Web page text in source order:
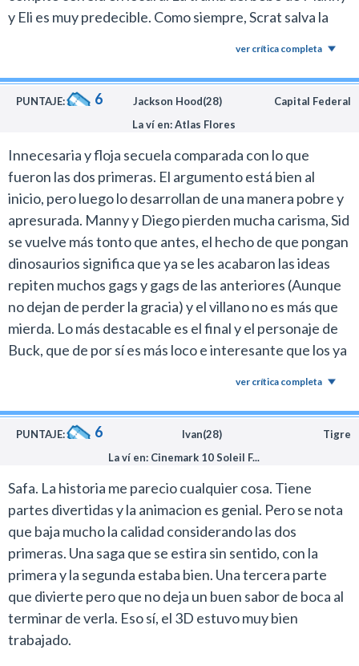
y Eli es muy predecible. Como siempre, Scrat salva la
de unos arbustos). Linda pero esperaba más.
ver crítica completa
PUNTAJE: 6 Jackson Hood(28)
Capital Federal
La ví en: Atlas Flores
Innecesaria y floja secuela comparada con lo que
fueron las dos primeras. El argumento está bien al
inicio, pero luego lo desarrollan de una manera pobre y
apresurada. Manny y Diego pierden mucha carisma, Sid
se vuelve más tonto que antes, el hecho de que pongan
dinosaurios significa que ya se les acabaron las ideas
repiten muchos gags y gags de las anteriores (Aunque
no dejan de perder la gracia) y el villano no es más que
mierda. Lo más destacable es el final y el personaje de
Buck, que de por sí es más loco e interesante que los ya
ver crítica completa
PUNTAJE: 6 Ivan(28)
Tigre
La ví en: Cinemark 10 Soleil F...
Safa. La historia me parecio cualquier cosa. Tiene
partes divertidas y la animacion es genial. Pero se nota
que baja mucho la calidad considerando las dos
primeras. Una saga que se estira sin sentido, con la
primera y la segunda estaba bien. Una tercera parte
que divierte pero que no deja un buen sabor de boca al
terminar de verla. Eso sí, el 3D estuvo muy bien
trabajado.